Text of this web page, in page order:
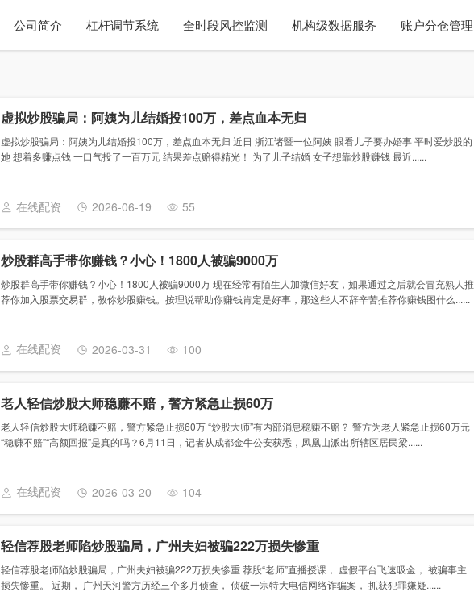
公司简介 杠杆调节系统 全时段风控监测 机构级数据服务 账户分仓管理
虚拟炒股骗局：阿姨为儿结婚投100万，差点血本无归
虚拟炒股骗局：阿姨为儿结婚投100万，差点血本无归 近日 浙江诸暨一位阿姨 眼看儿子要办婚事 平时爱炒股的
她 想着多赚点钱 一口气投了一百万元 结果差点赔得精光！ 为了儿子结婚 女子想靠炒股赚钱 最近......
在线配资 2026-06-19 55
炒股群高手带你赚钱？小心！1800人被骗9000万
炒股群高手带你赚钱？小心！1800人被骗9000万 现在经常有陌生人加微信好友，如果通过之后就会冒充熟人推
荐你加入股票交易群，教你炒股赚钱。按理说帮助你赚钱肯定是好事，那这些人不辞辛苦推荐你赚钱图什么......
在线配资 2026-03-31 100
老人轻信炒股大师稳赚不赔，警方紧急止损60万
老人轻信炒股大师稳赚不赔，警方紧急止损60万 “炒股大师”有内部消息稳赚不赔？ 警方为老人紧急止损60万元
“稳赚不赔”“高额回报”是真的吗？6月11日，记者从成都金牛公安获悉，凤凰山派出所辖区居民梁......
在线配资 2026-03-20 104
轻信荐股老师陷炒股骗局，广州夫妇被骗222万损失惨重
轻信荐股老师陷炒股骗局，广州夫妇被骗222万损失惨重 荐股“老师”直播授课， 虚假平台飞速吸金， 被骗事主
损失惨重。 近期， 广州天河警方历经三个多月侦查， 侦破一宗特大电信网络诈骗案， 抓获犯罪嫌疑......